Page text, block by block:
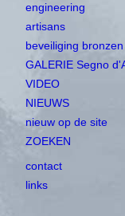
engineering
artisans
beveiliging
GALERIE Segno
VIDEO
NIEUWS
nieuw op de site
ZOEKEN
contact
links